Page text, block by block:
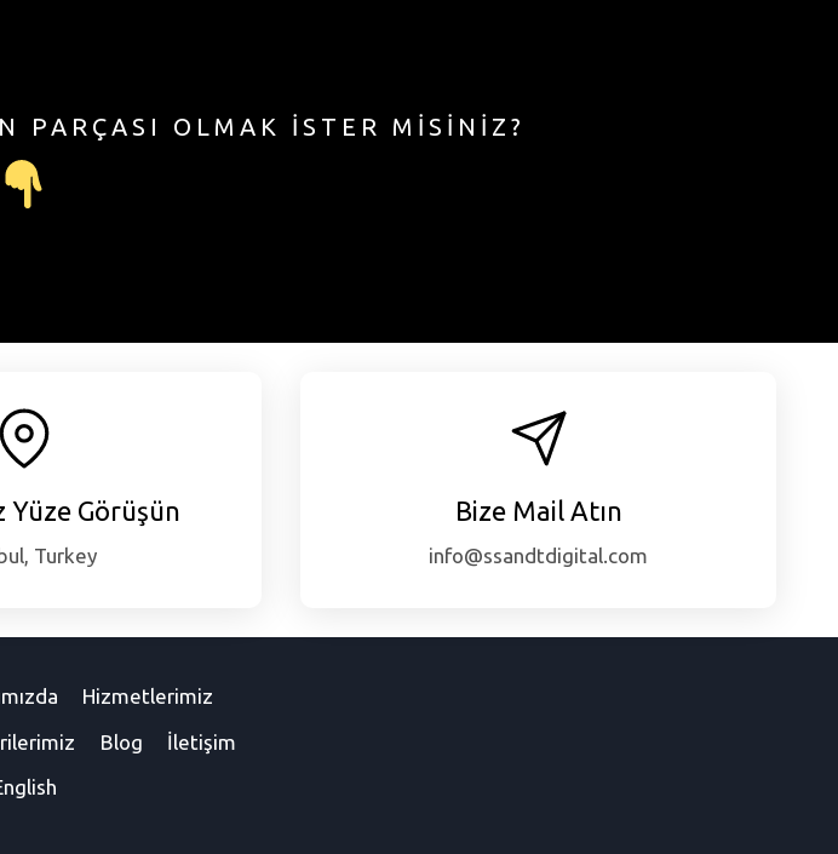
PARÇASI OLMAK İSTER MİSİNİZ?
Yüze Görüşün
Turkey
Bize Mail Atın
info@ssandtdigital.com
Hizmetlerimiz
Blog
İletişim